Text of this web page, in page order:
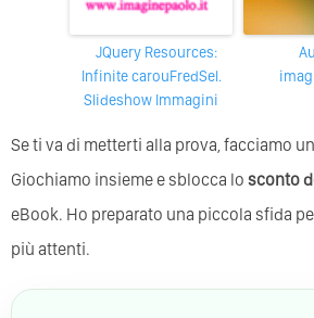
jQuery Resources:
Infinite carouFredSel.
Slideshow Immagini
Auguri da
Se ti va di metterti alla prova, facciamo
Giochiamo insieme e sblocca lo sconto
eBook. Ho preparato una piccola sfida
più attenti.